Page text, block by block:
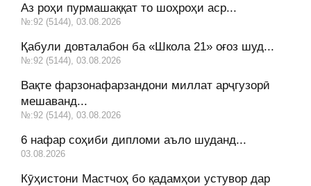
Аз роҳи пурмашаққат то шоҳроҳи аср...
№:92 (5144), 03.08.2026
Қабули довталабон ба «Школа 21» оғоз шуд...
№:92 (5144), 03.08.2026
Вақте фарзонафарзандони миллат арҷгузорӣ
мешаванд...
№:92 (5144), 03.08.2026
6 нафар соҳиби дипломи аъло шуданд...
03.08.2026
Кӯҳистони Мастчоҳ бо қадамҳои устувор дар